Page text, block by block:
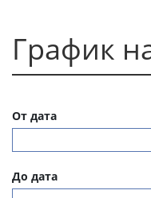
График
От дата
До дата